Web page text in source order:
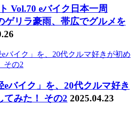
Vol.70 eバイク日本一周
ゲリラ豪雨、帯広でグルメを
eバイク」を、20代クルマ好き
てみた！ その2 2025.04.23